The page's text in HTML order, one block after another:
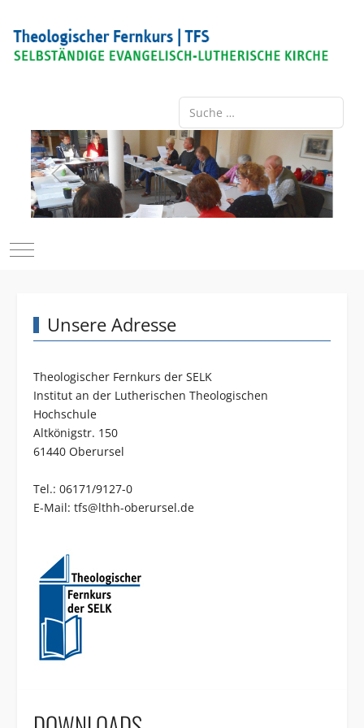
Suchen
Mobile Menu Toggle
Unsere Adresse
Theologischer Fernkurs der SELK
Institut an der Lutherischen Theologischen
Hochschule
Altkönigstr. 150
61440 Oberursel
Tel.: 06171/9127-0
E-Mail: tfs@lthh-oberursel.de